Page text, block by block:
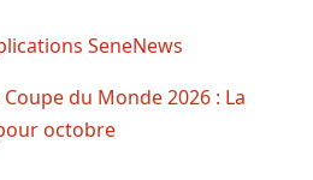
Coupe du Monde 2026 : La
octobre